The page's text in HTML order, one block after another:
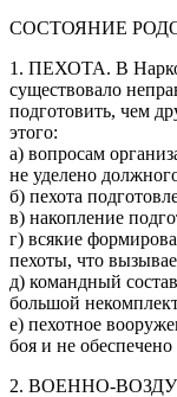
СОСТОЯНИЕ
1. ПЕХОТА. В
существовало
подготовить, чем
этого:
а) вопросам
не уделено
б) пехота
в) накопление
г) всякие
пехоты, что
д) командный
большой
е) пехотное
боя и не
2. ВОЕННО-